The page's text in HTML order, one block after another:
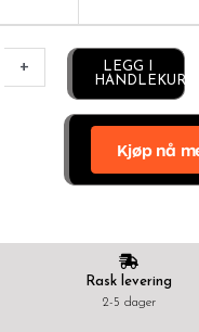
+
LEGG I
HANDLEKURV
Rask levering
2-5 dager